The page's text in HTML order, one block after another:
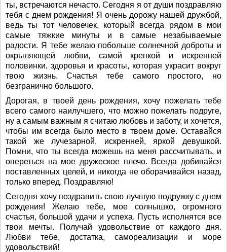
ты, встречаются нечасто. Сегодня я от души поздравляю
тебя с днем рождения! Я очень дорожу нашей дружбой,
ведь ты тот человечек, который всегда рядом в мои
самые тяжкие минуты и в самые незабываемые
радости. Я тебе желаю побольше солнечной доброты и
окрыляющей любви, самой крепкой и искренней
половинки, здоровья и красоты, которая украсит вокруг
твою жизнь. Счастья тебе самого простого, но
безгранично большого.
Дорогая, в твоей день рождения, хочу пожелать тебе
всего самого наилучшего, что можно пожелать подруге,
ну а самым важным я считаю любовь и заботу, и хочется,
чтобы им всегда было место в твоем доме. Оставайся
такой же лучезарной, искренней, яркой девушкой.
Помни, что ты всегда можешь на меня рассчитывать, и
опереться на мое дружеское плечо. Всегда добивайся
поставленных целей, и никогда не оборачивайся назад,
только вперед. Поздравляю!
Сегодня хочу поздравить свою лучшую подружку с днем
рождения! Желаю тебе, мое солнышко, огромного
счастья, большой удачи и успеха. Пусть исполнятся все
твои мечты. Получай удовольствие от каждого дня.
Любви тебе, достатка, самореализации и море
удовольствий!